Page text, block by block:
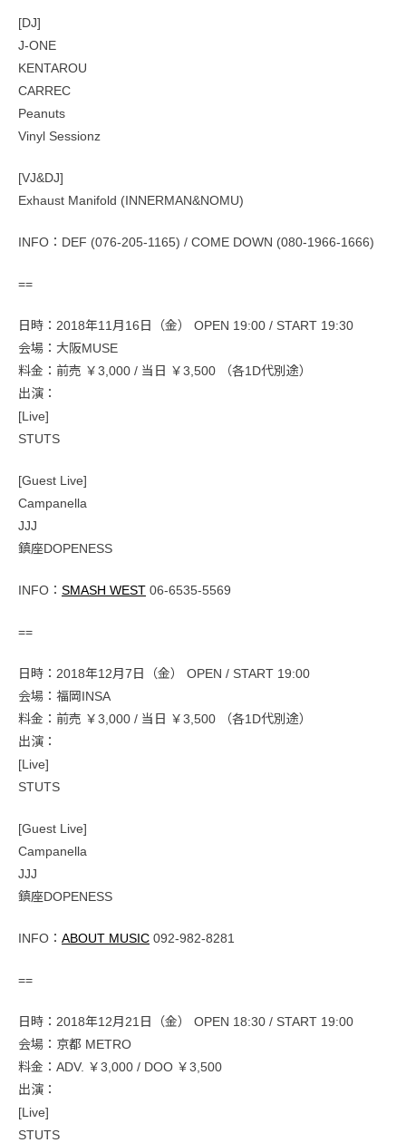
[DJ]
J-ONE
KENTAROU
CARREC
Peanuts
Vinyl Sessionz
[VJ&DJ]
Exhaust Manifold (INNERMAN&NOMU)
INFO：DEF (076-205-1165) / COME DOWN (080-1966-1666)
==
日時：2018年11月16日（金） OPEN 19:00 / START 19:30
会場：大阪MUSE
料金：前売 ￥3,000 / 当日 ￥3,500 （各1D代別途）
出演：
[Live]
STUTS
[Guest Live]
Campanella
JJJ
鎮座DOPENESS
INFO： SMASH WEST 06-6535-5569
==
日時：2018年12月7日（金） OPEN / START 19:00
会場：福岡INSA
料金：前売 ￥3,000 / 当日 ￥3,500 （各1D代別途）
出演：
[Live]
STUTS
[Guest Live]
Campanella
JJJ
鎮座DOPENESS
INFO： ABOUT MUSIC 092-982-8281
==
日時：2018年12月21日（金） OPEN 18:30 / START 19:00
会場：京都 METRO
料金：ADV. ￥3,000 / DOO ￥3,500
出演：
[Live]
STUTS